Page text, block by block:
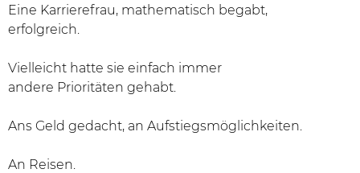
Eine Karrierefrau, mathematisch begabt,
erfolgreich.
Vielleicht hatte sie einfach immer
andere Prioritäten gehabt.
Ans Geld gedacht, an Aufstiegsmöglichkeiten.
An Reisen.